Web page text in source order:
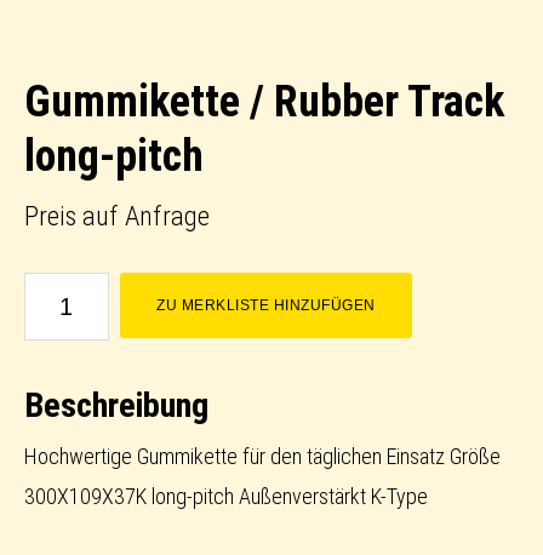
Gummikette / Rubber Track
long-pitch
Preis auf Anfrage
Gummikette
Track
long-
pitch
ZU MERKLISTE HINZUFÜGEN
Beschreibung
Hochwertige Gummikette für den täglichen Einsatz Größe
300X109X37K long-pitch Außenverstärkt K-Type